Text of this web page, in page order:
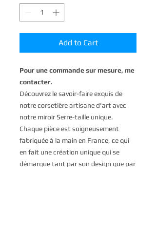
Add to Cart
Pour une commande sur mesure, me
contacter.
Découvrez le savoir-faire exquis de
notre corsetière artisane d'art avec
notre miroir Serre-taille unique.
Chaque pièce est soigneusement
fabriquée à la main en France, ce qui
en fait une création unique qui se
démarque tant par son design que par